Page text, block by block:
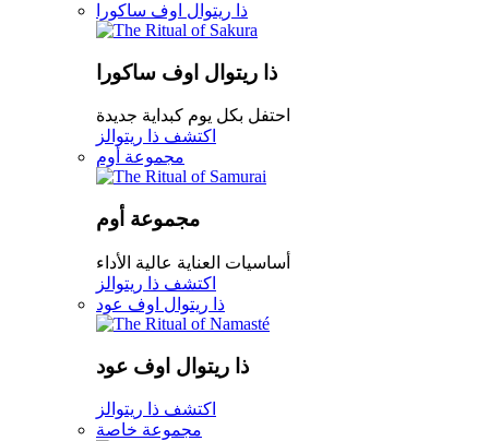
ذا ريتوال اوف ساكورا
ذا ريتوال اوف ساكورا
احتفل بكل يوم كبداية جديدة
اكتشف ذا ريتوالز
مجموعة أوم
مجموعة أوم
أساسيات العناية عالية الأداء
اكتشف ذا ريتوالز
ذا ريتوال اوف عود
ذا ريتوال اوف عود
اكتشف ذا ريتوالز
مجموعة خاصة